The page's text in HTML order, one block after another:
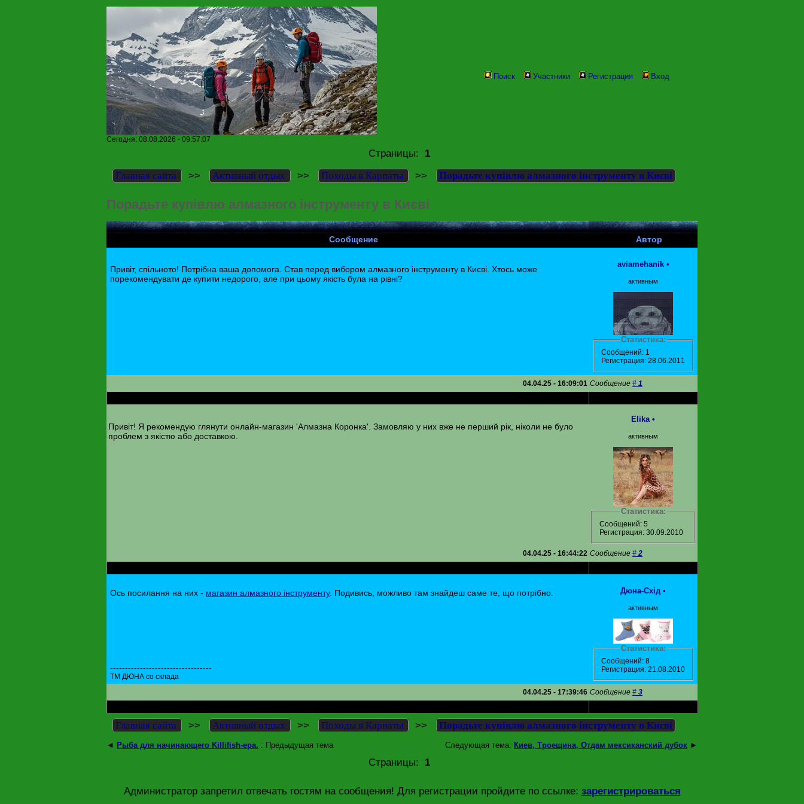
Поиск Участники Регистрация Вход
Сегодня: 08.08.2026 - 09:57:07
Страницы: 1
Главная сайта >> Активный отдых >> Походы в Карпаты >> Порадьте купівлю алмазного інструменту в Києві
Порадьте купівлю алмазного інструменту в Києві
Сообщение Автор
Привіт, спільното! Потрібна ваша допомога. Став перед вибором алмазного інструменту в Києві. Хтось може
порекомендувати де купити недорого, але при цьому якість була на рівні?
aviamehanik •
активным
Статистика:
Сообщений: 1
Регистрация: 28.06.2011
04.04.25 - 16:09:01 Сообщение # 1
Привіт! Я рекомендую глянути онлайн-магазин 'Алмазна Коронка'. Замовляю у них вже не перший рік, ніколи не було
проблем з якістю або доставкою.
Elika •
активным
Статистика:
Сообщений: 5
Регистрация: 30.09.2010
04.04.25 - 16:44:22 Сообщение # 2
Ось посилання на них - магазин алмазного інструменту. Подивись, можливо там знайдеш саме те, що потрібно.
----------------------------------
ТМ ДЮНА со склада
Дюна-Схід •
активным
Статистика:
Сообщений: 8
Регистрация: 21.08.2010
04.04.25 - 17:39:46 Сообщение # 3
Главная сайта >> Активный отдых >> Походы в Карпаты >> Порадьте купівлю алмазного інструменту в Києві
◄ Рыба для начинающего Killifish-ера. : Предыдущая тема Следующая тема: Киев, Троещина, Отдам мексиканский дубок ►
Страницы: 1
Администратор запретил отвечать гостям на сообщения! Для регистрации пройдите по ссылке: зарегистрироваться